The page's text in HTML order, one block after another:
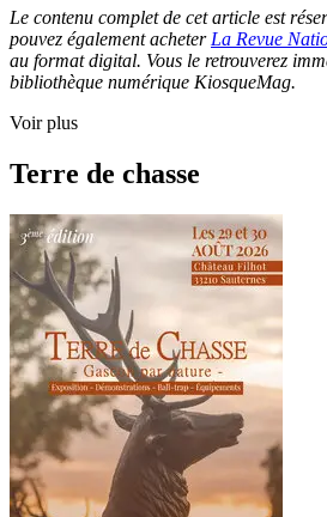
Le contenu complet de cet article est
pouvez également acheter La Revue
au format digital. Vous le retrouverez
bibliothèque numérique KiosqueMag.
Voir plus
Terre de chasse